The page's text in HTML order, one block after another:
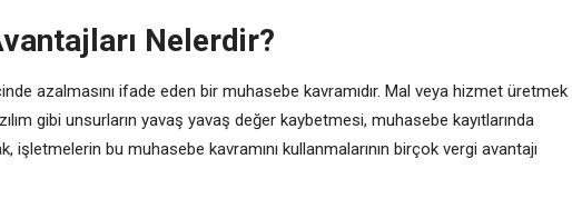
Nelerdir?
azalmasını ifade eden bir muhasebe kavramıdır. Mal veya hizmet üretmek
gibi unsurların yavaş yavaş değer kaybetmesi, muhasebe kayıtlarında
işletmelerin bu muhasebe kavramını kullanmalarının birçok vergi avantajı